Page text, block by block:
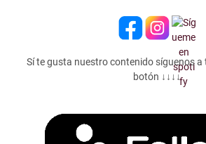
Sí te gusta nuestro contenido síguenos a
botón ↓↓↓↓